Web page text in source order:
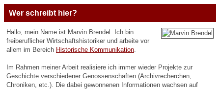
Wer schreibt hier?
Hallo, mein Name ist Marvin Brendel. Ich bin
freiberuflicher Wirtschaftshistoriker und arbeite vor
allem im Bereich Historische Kommunikation.
Im Rahmen meiner Arbeit realisiere ich immer wieder Projekte zur
Geschichte verschiedener Genossenschaften (Archivrecherchen,
Chroniken, etc.). Die dabei gewonnenen Informationen wachsen auf